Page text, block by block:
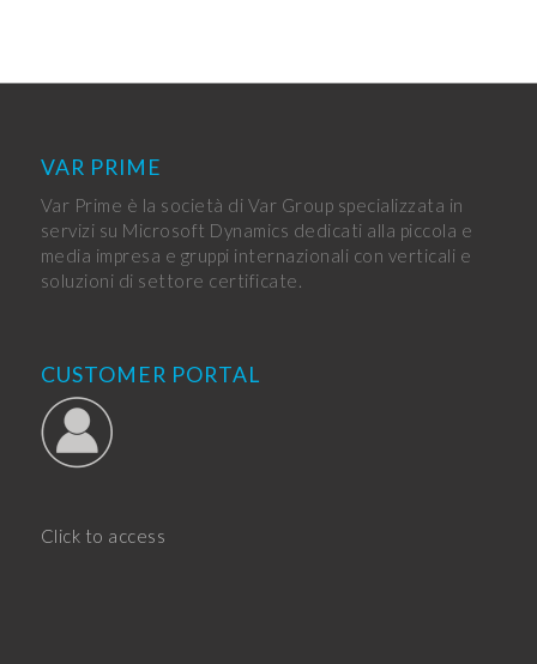
VAR PRIME
Var Prime è la società di Var Group specializzata in
servizi su Microsoft Dynamics dedicati alla piccola e
media impresa e gruppi internazionali con verticali e
soluzioni di settore certificate.
CUSTOMER PORTAL
Click to access